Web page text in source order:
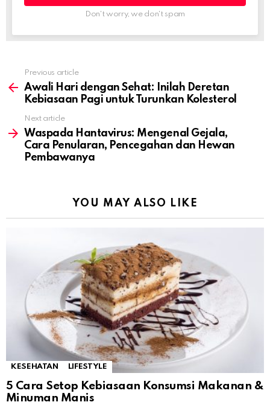
Don't worry, we don't spam
more
Previous article
Awali Hari dengan Sehat: Inilah Deretan
Kebiasaan Pagi untuk Turunkan Kolesterol
Next article
Waspada Hantavirus: Mengenal Gejala,
Cara Penularan, Pencegahan dan Hewan
Pembawanya
YOU MAY ALSO LIKE
KESEHATAN LIFESTYLE
5 Cara Setop Kebiasaan Konsumsi Makanan &
Minuman Manis